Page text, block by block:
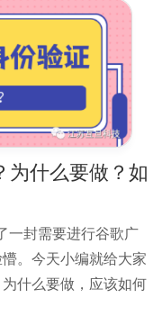
为什么要做？如
一封需要进行谷歌广
。今天小编就给大家
什么要做，应该如何